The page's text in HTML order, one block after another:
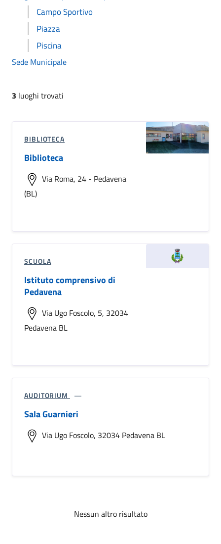
Campo Sportivo
Piazza
Piscina
Sede Municipale
3 luoghi trovati
BIBLIOTECA
Biblioteca
Via Roma, 24 - Pedavena
(BL)
SCUOLA
Istituto comprensivo di
Pedavena
Via Ugo Foscolo, 5, 32034
Pedavena BL
AUDITORIUM
Sala Guarnieri
Via Ugo Foscolo, 32034 Pedavena BL
Nessun altro risultato